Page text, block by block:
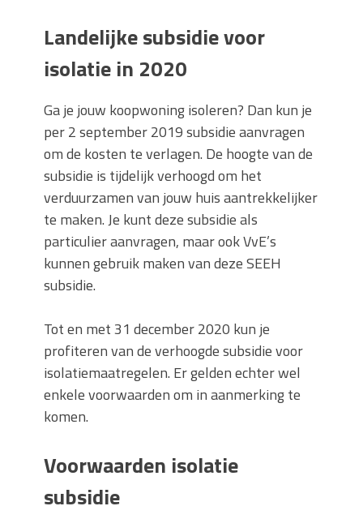
Landelijke subsidie voor
isolatie in 2020
Ga je jouw koopwoning isoleren? Dan kun je
per 2 september 2019 subsidie aanvragen
om de kosten te verlagen. De hoogte van de
subsidie is tijdelijk verhoogd om het
verduurzamen van jouw huis aantrekkelijker
te maken. Je kunt deze subsidie als
particulier aanvragen, maar ook VvE’s
kunnen gebruik maken van deze SEEH
subsidie.
Tot en met 31 december 2020 kun je
profiteren van de verhoogde subsidie voor
isolatiemaatregelen. Er gelden echter wel
enkele voorwaarden om in aanmerking te
komen.
Voorwaarden isolatie
subsidie